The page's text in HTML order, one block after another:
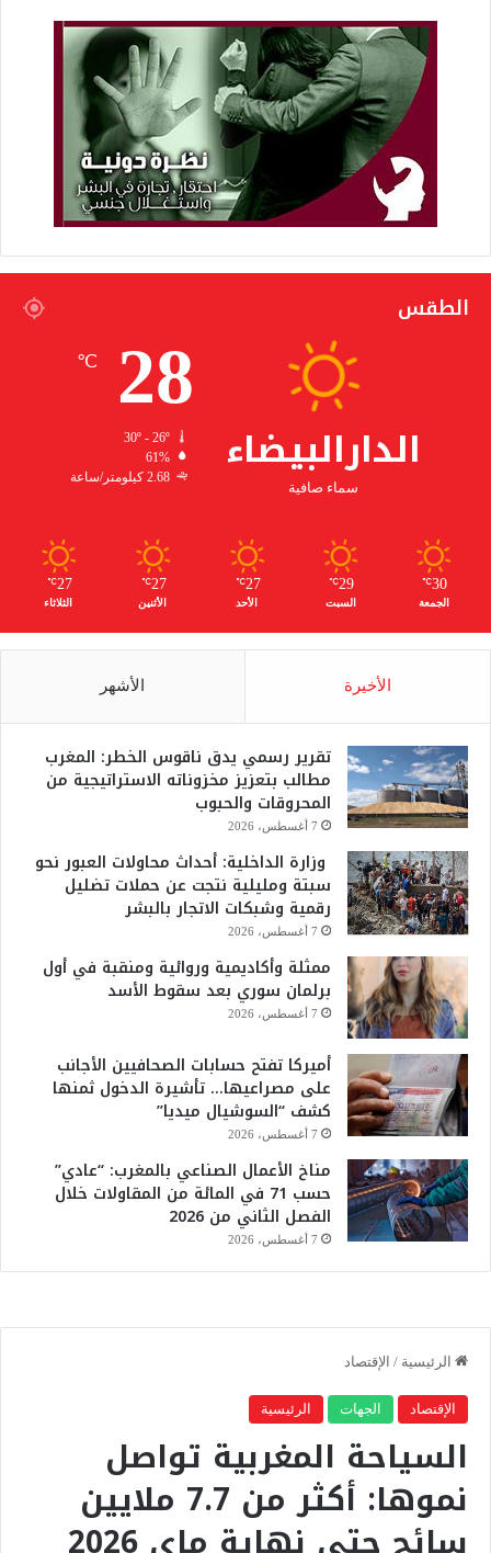
الطقس
الدارالبيضاء
سماء صافية
28
℃
61%
2.68 كيلومتر/ساعة
30
℃
الجمعة
29
℃
السبت
27
℃
الأحد
27
℃
الأثنين
27
℃
الثلاثاء
الأخيرة الأشهر
تقرير رسمي يدق ناقوس الخطر: المغرب
مطالب بتعزيز مخزوناته الاستراتيجية من
المحروقات والحبوب
7 أغسطس، 2026
وزارة الداخلية: أحداث محاولات العبور نحو
سبتة ومليلية نتجت عن حملات تضليل
رقمية وشبكات الاتجار بالبشر
7 أغسطس، 2026
ممثلة وأكاديمية وروائية ومنقبة في أول
برلمان سوري بعد سقوط الأسد
7 أغسطس، 2026
أميركا تفتح حسابات الصحافيين الأجانب
على مصراعيها… تأشيرة الدخول ثمنها
كشف “السوشيال ميديا”
7 أغسطس، 2026
مناخ الأعمال الصناعي بالمغرب: “عادي”
حسب 71 في المائة من المقاولات خلال
الفصل الثاني من 2026
7 أغسطس، 2026